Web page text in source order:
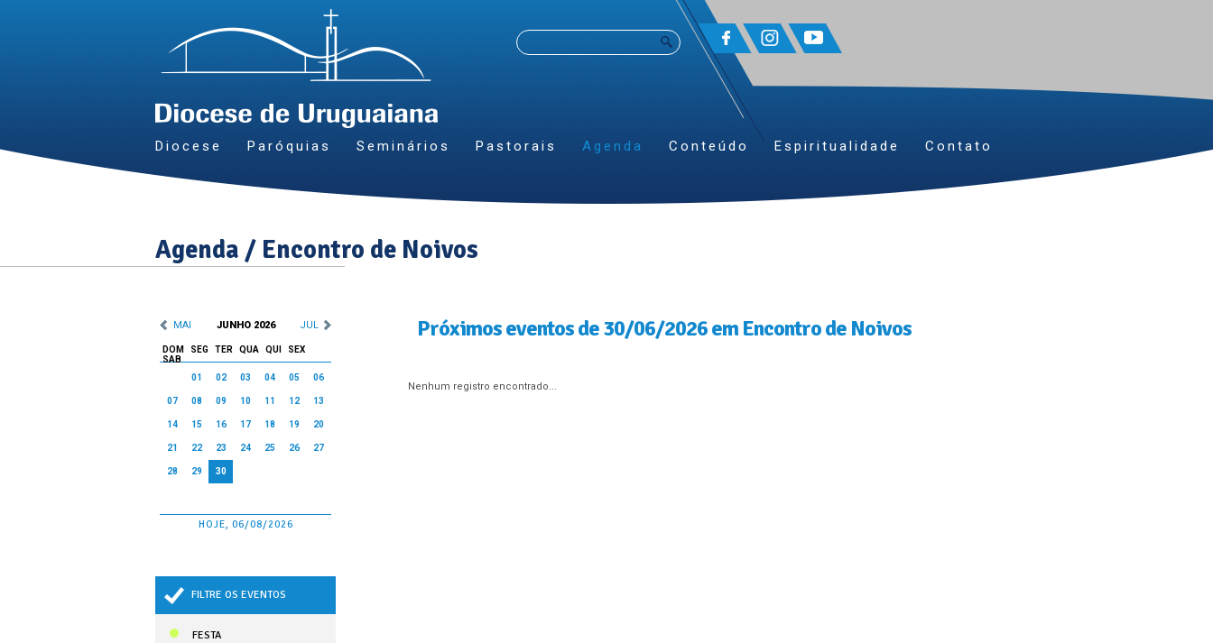
Diocese Paróquias Seminários Pastorais Agenda Conteúdo Espiritualidade Contato
Agenda / Encontro de Noivos
MAI JUNHO 2026 JUL
DOM SEG TER QUA QUI
SEX
SAB
01
02 03 04 05 06
07 08 09 10 11 12 13
14 15 16 17 18 19 20
21 22 23 24 25 26 27
28 29 30
HOJE, 06/08/2026
FILTRE OS EVENTOS
FESTA
Próximos eventos de 30/06/2026 em Encontro de Noivos
Nenhum registro encontrado...